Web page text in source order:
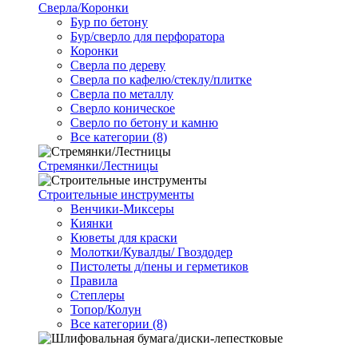
Сверла/Коронки
Бур по бетону
Бур/сверло для перфоратора
Коронки
Сверла по дереву
Сверла по кафелю/стеклу/плитке
Сверла по металлу
Сверло коническое
Сверло по бетону и камню
Все категории (8)
Стремянки/Лестницы
Строительные инструменты
Венчики-Миксеры
Киянки
Кюветы для краски
Молотки/Кувалды/ Гвоздодер
Пистолеты д/пены и герметиков
Правила
Степлеры
Топор/Колун
Все категории (8)